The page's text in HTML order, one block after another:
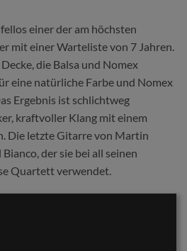
einer der am höchsten
mit einer Warteliste von 7 Jahren.
die Balsa und Nomex
eine natürliche Farbe und Nomex
Ergebnis ist schlichtweg
kraftvoller Klang mit einem
Die letzte Gitarre von Martin
der sie bei all seinen
Quartett verwendet.